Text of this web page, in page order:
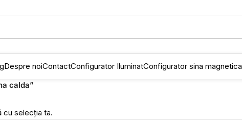
Despre noiContactConfigurator IluminatConfigurator sina magnetica
calda”
cu selecția ta.